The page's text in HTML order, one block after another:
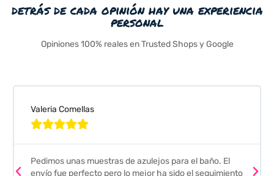
detrás de cada opinión hay una experiencia
personal
Opiniones 100% reales en Trusted Shops y Google
Valeria Comellas

Pedimos unas muestras de azulejos para el baño. El
envío fue perfecto pero lo mejor ha sido el seguimiento